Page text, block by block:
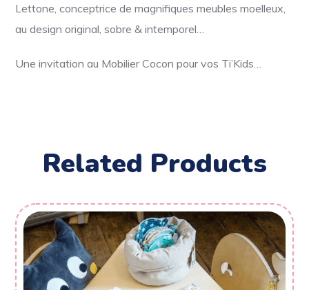
Lettone, conceptrice de magnifiques meubles moelleux,
au design original, sobre & intemporel…
Une invitation au Mobilier Cocon pour vos Ti’Kids…
Related Products